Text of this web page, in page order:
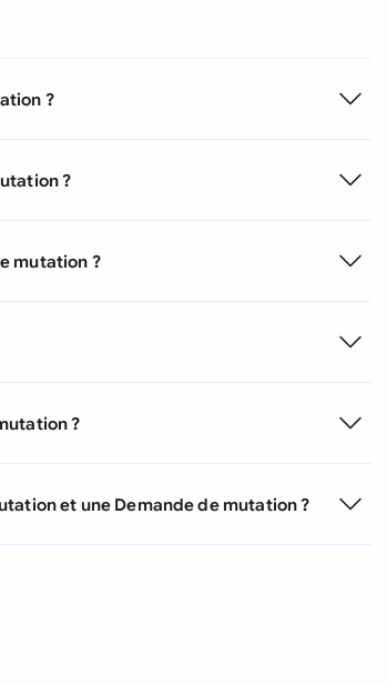
?
?
mutation ?
?
et une Demande de mutation ?